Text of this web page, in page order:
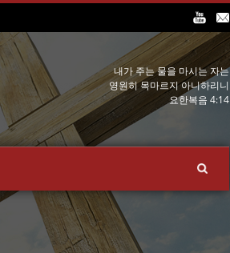
내가 주는 물을 마시는 자는
영원히 목마르지 아니하리니
요한복음 4:14